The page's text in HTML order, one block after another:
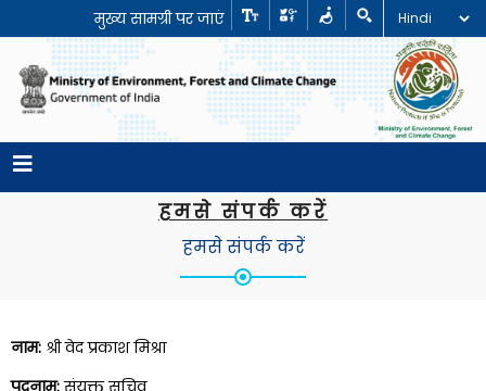
मुख्य सामग्री पर जाएं
हमसे संपर्क करें
हमसे संपर्क करें
नाम: श्री वेद प्रकाश मिश्रा
पदनाम:संयुक्त सचिव